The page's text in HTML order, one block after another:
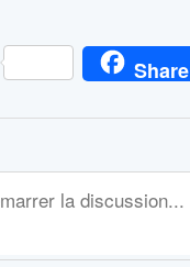
FacebookShare